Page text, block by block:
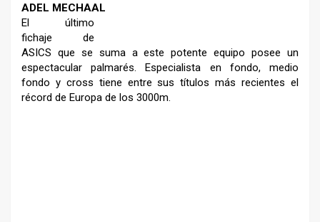
ADEL MECHAAL
El último
fichaje de
ASICS que se suma a este potente equipo poseeun
espectacular palmarés.Especialista en fondo, medio
fondo y cross tiene entre sustítulos más recientes el
récord de Europa de los 3000m.